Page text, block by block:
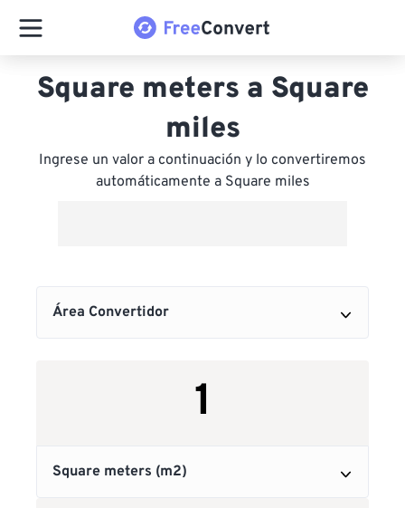
Square meters a Square
miles
Ingrese un valor a continuación y lo convertiremos
automáticamente a Square miles